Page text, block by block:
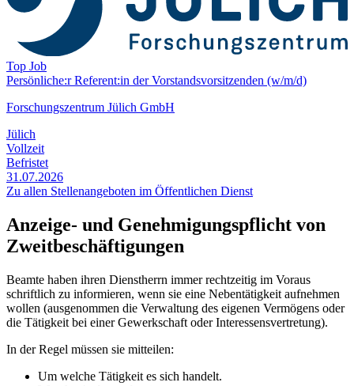
Top Job
Persönliche:r Referent:in der Vorstands­vorsitzenden (w/m/d)
Forschungszentrum Jülich GmbH
Jülich
Vollzeit
Befristet
31.07.2026
Zu allen Stellenangeboten im Öffentlichen Dienst
Anzeige- und Genehmigungspflicht von
Zweitbeschäftigungen
Beamte haben ihren Dienstherrn immer rechtzeitig im Voraus
schriftlich zu informieren, wenn sie eine Nebentätigkeit aufnehmen
wollen (ausgenommen die Verwaltung des eigenen Vermögens oder
die Tätigkeit bei einer Gewerkschaft oder Interessensvertretung).
In der Regel müssen sie mitteilen:
Um welche Tätigkeit es sich handelt.